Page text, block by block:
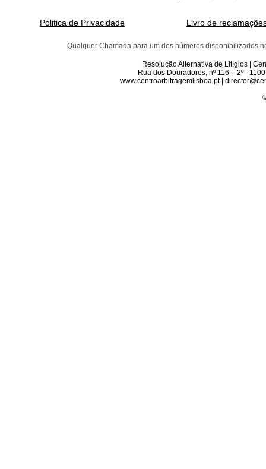
Politica de Privacidade Livro de
Qualquer Chamada para um dos números disponibilizados
Resolução Alternativa de Litígios |
Rua dos Douradores, nº 116 – 2º -
www.centroarbitragemlisboa.pt |